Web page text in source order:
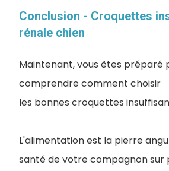
Conclusion - Croquettes
rénale chien
Maintenant, vous êtes préparé
comprendre comment choisir
les bonnes croquettes
L'alimentation est la pierre
santé de votre compagnon sur